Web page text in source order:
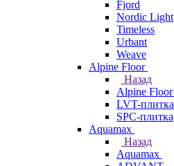
Fjord
Nordic Light
Timeless
Urbant
Weave
Alpine Floor
Назад
Alpine Floor
LVT-плитка
SPC-плитка
Aquamax
Назад
Aquamax